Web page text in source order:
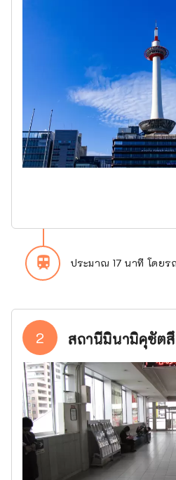
train ประมาณ 17 นาที โดยร
2 สถานีมินามิคุซัตสึ